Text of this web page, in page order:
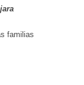
familias